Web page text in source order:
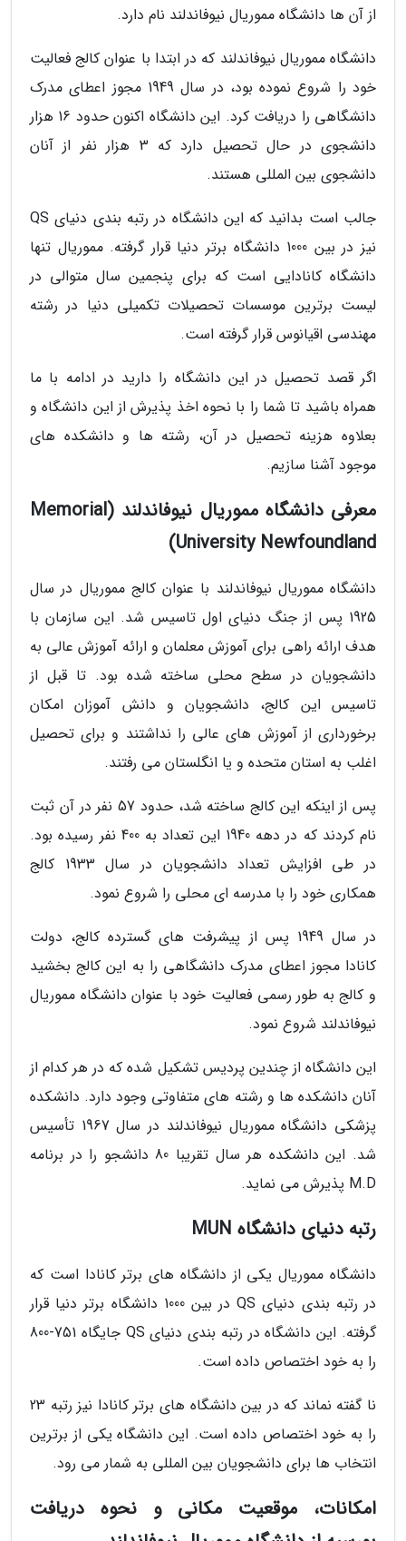
از آن ها دانشگاه مموریال نیوفاندلند نام دارد.
دانشگاه مموریال نیوفاندلند که در ابتدا با عنوان کالج فعالیت
خود را شروع نموده بود، در سال 1949 مجوز اعطای مدرک
دانشگاهی را دریافت کرد. این دانشگاه اکنون حدود 16 هزار
دانشجوی در حال تحصیل دارد که 3 هزار نفر از آنان
دانشجوی بین المللی هستند.
جالب است بدانید که این دانشگاه در رتبه بندی دنیای QS
نیز در بین 1000 دانشگاه برتر دنیا قرار گرفته. مموریال تنها
دانشگاه کانادایی است که برای پنجمین سال متوالی در
لیست برترین موسسات تحصیلات تکمیلی دنیا در رشته
مهندسی اقیانوس قرار گرفته است.
اگر قصد تحصیل در این دانشگاه را دارید در ادامه با ما
همراه باشید تا شما را با نحوه اخذ پذیرش از این دانشگاه و
بعلاوه هزینه تحصیل در آن، رشته ها و دانشکده های
موجود آشنا سازیم.
معرفی دانشگاه مموریال نیوفاندلند (Memorial
University Newfoundland)
دانشگاه مموریال نیوفاندلند با عنوان کالج مموریال در سال
1925 پس از جنگ دنیای اول تاسیس شد. این سازمان با
هدف ارائه راهی برای آموزش معلمان و ارائه آموزش عالی به
دانشجویان در سطح محلی ساخته شده بود. تا قبل از
تاسیس این کالج، دانشجویان و دانش آموزان امکان
برخورداری از آموزش های عالی را نداشتند و برای تحصیل
اغلب به استان متحده و یا انگلستان می رفتند.
پس از اینکه این کالج ساخته شد، حدود 57 نفر در آن ثبت
نام کردند که در دهه 1940 این تعداد به 400 نفر رسیده بود.
در طی افزایش تعداد دانشجویان در سال 1933 کالج
همکاری خود را با مدرسه ای محلی را شروع نمود.
در سال 1949 پس از پیشرفت های گسترده کالج، دولت
کانادا مجوز اعطای مدرک دانشگاهی را به این کالج بخشید
و کالج به طور رسمی فعالیت خود با عنوان دانشگاه مموریال
نیوفاندلند شروع نمود.
این دانشگاه از چندین پردیس تشکیل شده که در هر کدام از
آنان دانشکده ها و رشته های متفاوتی وجود دارد. دانشکده
پزشکی دانشگاه مموریال نیوفاندلند در سال 1967 تأسیس
شد. این دانشکده هر سال تقریبا 80 دانشجو را در برنامه
M.D پذیرش می نماید.
رتبه دنیای دانشگاه MUN
دانشگاه مموریال یکی از دانشگاه های برتر کانادا است که
در رتبه بندی دنیای QS در بین 1000 دانشگاه برتر دنیا قرار
گرفته. این دانشگاه در رتبه بندی دنیای QS جایگاه 751-800
را به خود اختصاص داده است.
نا گفته نماند که در بین دانشگاه های برتر کانادا نیز رتبه 23
را به خود اختصاص داده است. این دانشگاه یکی از برترین
انتخاب ها برای دانشجویان بین المللی به شمار می رود.
امکانات، موقعیت مکانی و نحوه دریافت